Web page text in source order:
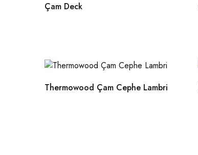
Çam Deck
Thermowood Çam Cephe Lambri